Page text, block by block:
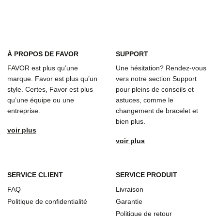
À PROPOS DE FAVOR
FAVOR est plus qu’une
marque. Favor est plus qu’un
style. Certes, Favor est plus
qu’une équipe ou une
entreprise.
voir plus
SUPPORT
Une hésitation? Rendez-vous
vers notre section Support
pour pleins de conseils et
astuces, comme le
changement de bracelet et
bien plus.
voir plus
SERVICE CLIENT
FAQ
Politique de confidentialité
SERVICE PRODUIT
Livraison
Garantie
Politique de retour